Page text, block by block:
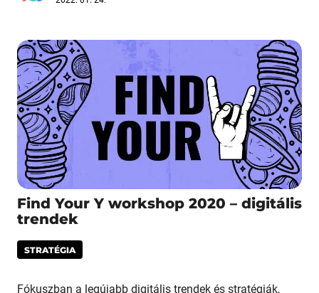
Find Your Y workshop 2020 – digitális
trendek
STRATÉGIA
Fókuszban a legújabb digitális trendek és stratégiák,